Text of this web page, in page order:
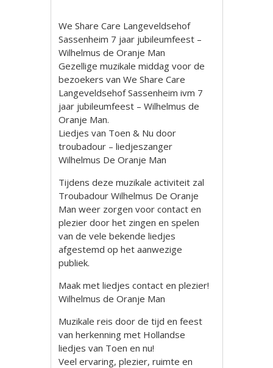
We Share Care Langeveldsehof
Sassenheim 7 jaar jubileumfeest –
Wilhelmus de Oranje Man
Gezellige muzikale middag voor de
bezoekers van We Share Care
Langeveldsehof Sassenheim ivm 7
jaar jubileumfeest – Wilhelmus de
Oranje Man.
Liedjes van Toen & Nu door
troubadour – liedjeszanger
Wilhelmus De Oranje Man
Tijdens deze muzikale activiteit zal
Troubadour Wilhelmus De Oranje
Man weer zorgen voor contact en
plezier door het zingen en spelen
van de vele bekende liedjes
afgestemd op het aanwezige
publiek.
Maak met liedjes contact en plezier!
Wilhelmus de Oranje Man
Muzikale reis door de tijd en feest
van herkenning met Hollandse
liedjes van Toen en nu!
Veel ervaring, plezier, ruimte en